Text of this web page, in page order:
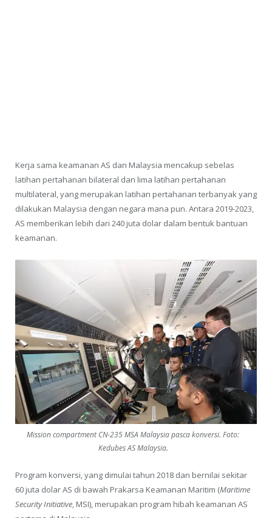
Kerja sama keamanan AS dan Malaysia mencakup sebelas
latihan pertahanan bilateral dan lima latihan pertahanan
multilateral, yang merupakan latihan pertahanan terbanyak yang
dilakukan Malaysia dengan negara mana pun. Antara 2019-2023,
AS memberikan lebih dari 240 juta dolar dalam bentuk bantuan
keamanan.
Mission compartment CN-235 MSA Malaysia pasca konversi. Foto:
Kedubes AS Malaysia.
Program konversi, yang dimulai tahun 2018 dan bernilai sekitar
60 juta dolar AS di bawah Prakarsa Keamanan Maritim (Maritime
Security Initiative, MSI), merupakan program hibah keamanan AS